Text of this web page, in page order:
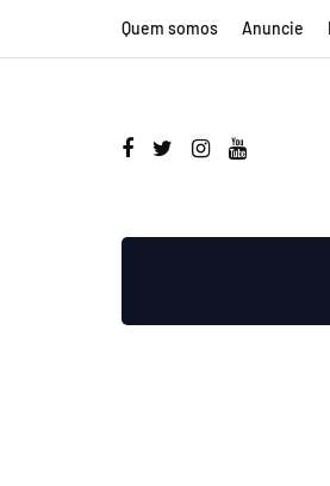
Quem somos Anuncie